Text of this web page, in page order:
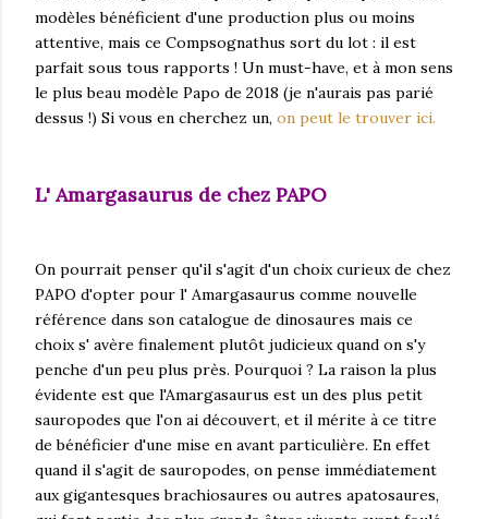
modèles bénéficient d'une production plus ou moins
attentive, mais ce Compsognathus sort du lot : il est
parfait sous tous rapports ! Un must-have, et à mon sens
le plus beau modèle Papo de 2018 (je n'aurais pas parié
dessus !) Si vous en cherchez un, on peut le trouver ici.
L' Amargasaurus de chez PAPO
On pourrait penser qu'il s'agit d'un choix curieux de chez
PAPO d'opter pour l' Amargasaurus comme nouvelle
référence dans son catalogue de dinosaures mais ce
choix s' avère finalement plutôt judicieux quand on s'y
penche d'un peu plus près. Pourquoi ? La raison la plus
évidente est que l'Amargasaurus est un des plus petit
sauropodes que l'on ai découvert, et il mérite à ce titre
de bénéficier d'une mise en avant particulière. En effet
quand il s'agit de sauropodes, on pense immédiatement
aux gigantesques brachiosaures ou autres apatosaures,